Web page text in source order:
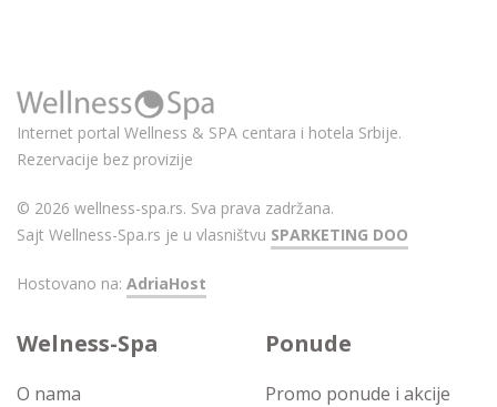
Internet portal Wellness & SPA centara i hotela Srbije.
Rezervacije bez provizije
© 2026 wellness-spa.rs. Sva prava zadržana.
Sajt Wellness-Spa.rs je u vlasništvu SPARKETING DOO
Hostovano na: AdriaHost
Welness-Spa
O nama
Ponude
Promo ponude i akcije